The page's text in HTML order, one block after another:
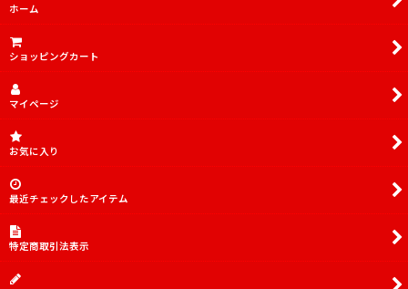
ホーム
ショッピングカート
マイページ
お気に入り
最近チェックしたアイテム
特定商取引法表示